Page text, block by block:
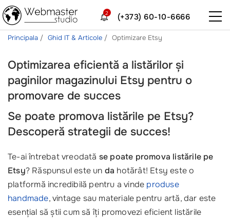
(+373) 60-10-6666
2
Principala Ghid IT & Articole Optimizare Etsy
Optimizarea eficientă a listărilor și
paginilor magazinului Etsy pentru o
promovare de succes
Se poate promova listările pe Etsy?
Descoperă strategii de succes!
Te-ai întrebat vreodată se poate promova listările pe
Etsy? Răspunsul este un da hotărât! Etsy este o
platformă incredibilă pentru a vinde produse
handmade, vintage sau materiale pentru artă, dar este
esențial să știi cum să îți promovezi eficient listările